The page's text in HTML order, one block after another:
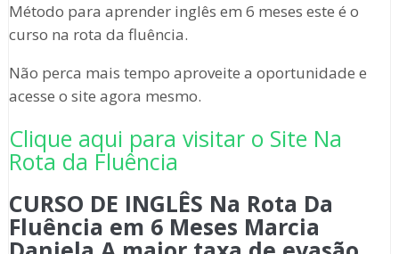
Método para aprender inglês em 6 meses este é o
curso na rota da fluência.
Não perca mais tempo aproveite a oportunidade e
acesse o site agora mesmo.
Clique aqui para visitar o Site Na
Rota da Fluência
CURSO DE INGLÊS Na Rota Da
Fluência em 6 Meses Marcia